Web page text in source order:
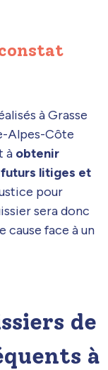
à Grasse
Alpes-Côte
à obtenir
litiges et
pour
sera donc
cause face à un
de
à